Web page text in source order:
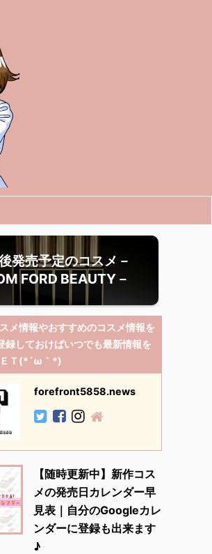
発売予定のコスメ－
FORD BEAUTY－
メ情報やおすすめのコスメ情報を
録しておけばいつでも最新情報を
Ｔ(*´ω｀*)
forefront5858.news
【随時更新中】新作コス
メの発売日カレンダー早
見表｜自分のGoogleカレ
ンダーに登録も出来ます
♪